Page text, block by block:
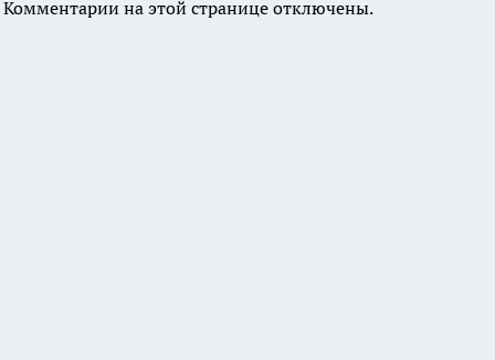
Комментарии на этой странице отключены.